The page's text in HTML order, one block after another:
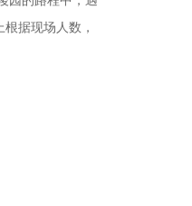
据现场人数，